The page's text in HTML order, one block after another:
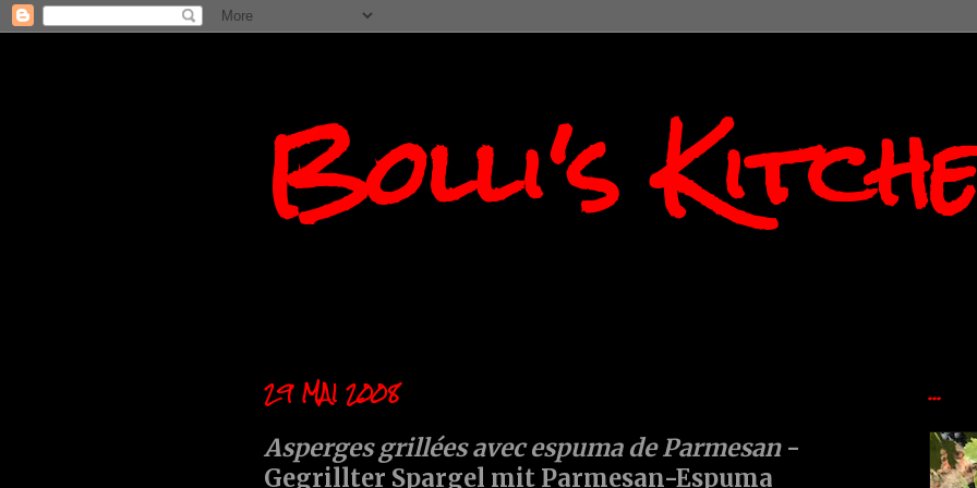
Bolli's
29 MAI 2008
Asperges grillées avec espuma de Parmesan -
Gegrillter Spargel mit Parmesan-Espuma
...